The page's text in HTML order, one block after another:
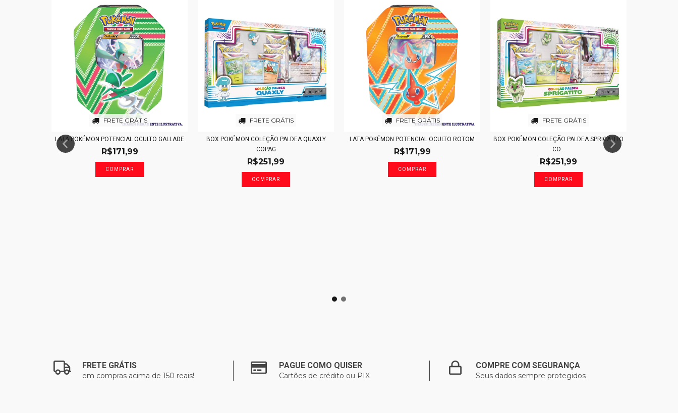
FRETE GRÁTIS
LATA POKÉMON POTENCIAL OCULTO GALLADE
R$171,99
FRETE GRÁTIS
BOX POKÉMON COLEÇÃO PALDEA QUAXLY
COPAG
R$251,99
FRETE GRÁTIS
LATA POKÉMON POTENCIAL OCULTO ROTOM
R$171,99
FRETE GRÁTIS
BOX POKÉMON COLEÇÃO PALDEA SPRIGATITO
CO...
R$251,99
FRETE GRÁTIS
em compras acima de 150 reais!
PAGUE COMO QUISER
Cartões de crédito ou PIX
COMPRE COM SEGURANÇA
Seus dados sempre protegidos